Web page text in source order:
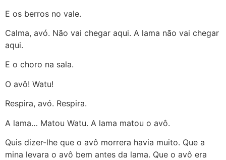
E os berros no vale.
Calma, avó. Não vai chegar aqui. A lama não vai chegar
aqui.
E o choro na sala.
O avô! Watu!
Respira, avó. Respira.
A lama… Matou Watu. A lama matou o avô.
Quis dizer-lhe que o avô morrera havia muito. Que a
mina levara o avô bem antes da lama. Que o avô era